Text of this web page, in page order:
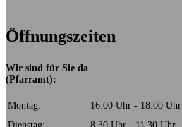
Öffnungszeiten
Wir sind für Sie da
(Pfarramt):
Montag:
16.00 Uhr - 18.00 Uhr